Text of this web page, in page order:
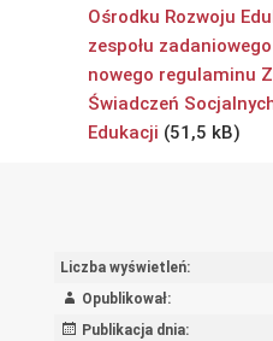
Ośrodku Rozwoju
zespołu
nowego regulaminu
Świadczeń
Edukacji
Liczba wyświetleń:
Opublikował:
Publikacja dnia: